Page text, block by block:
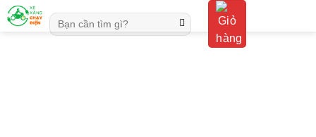
Skip
to
Tìm
kiếm: